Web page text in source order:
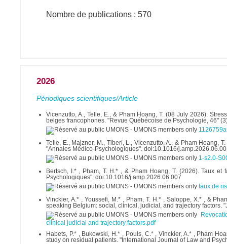
Nombre de publications : 570
2026
Périodiques scientifiques/Article
Vicenzutto, A., Telle, E., & Pham Hoang, T. (08 July 2026).
belges francophones. "Revue Québécoise de Psychologie, 46"
Telle, E., Majzner, M., Tiberi, L., Vicenzutto, A., & Pham Hoang,
"Annales Médico-Psychologiques". doi:10.1016/
1-s2.0-
Bertsch, I.* , Pham, T. H.* , & Pham Hoang, T. (2026). Taux
Psychologiques". doi:10.1016/j.amp.2026.06.007
taux de
Vinckier, A.* , Youssefi, M.* , Pham, T. H.* , Saloppe, X.* , &
speaking Belgium: social, clinical, judicial, and trajectory
clinical judicial and trajectory factors.pdf
Habets, P.* , Bukowski, H.* , Pouls, C.* , Vinckier, A.* , Pham
study on residual patients. "International Journal of Law and